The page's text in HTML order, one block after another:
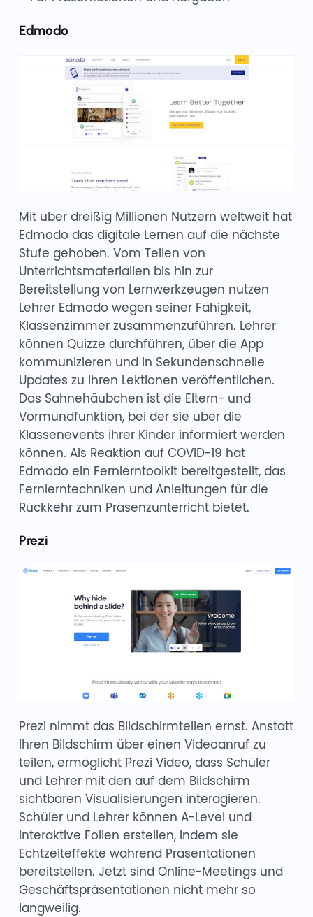
Edmodo
Mit über dreißig Millionen Nutzern weltweit hat
Edmodo das digitale Lernen auf die nächste
Stufe gehoben. Vom Teilen von
Unterrichtsmaterialien bis hin zur
Bereitstellung von Lernwerkzeugen nutzen
Lehrer Edmodo wegen seiner Fähigkeit,
Klassenzimmer zusammenzuführen. Lehrer
können Quizze durchführen, über die App
kommunizieren und in Sekundenschnelle
Updates zu ihren Lektionen veröffentlichen.
Das Sahnehäubchen ist die Eltern- und
Vormundfunktion, bei der sie über die
Klassenevents ihrer Kinder informiert werden
können. Als Reaktion auf COVID-19 hat
Edmodo ein Fernlerntoolkit bereitgestellt, das
Fernlerntechniken und Anleitungen für die
Rückkehr zum Präsenzunterricht bietet.
Prezi
Prezi nimmt das Bildschirmteilen ernst. Anstatt
Ihren Bildschirm über einen Videoanruf zu
teilen, ermöglicht Prezi Video, dass Schüler
und Lehrer mit den auf dem Bildschirm
sichtbaren Visualisierungen interagieren.
Schüler und Lehrer können A-Level und
interaktive Folien erstellen, indem sie
Echtzeiteffekte während Präsentationen
bereitstellen. Jetzt sind Online-Meetings und
Geschäftspräsentationen nicht mehr so
langweilig.